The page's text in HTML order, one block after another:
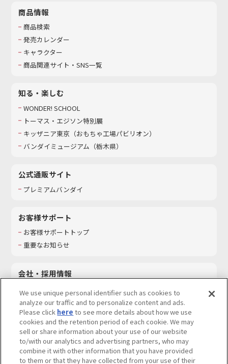
商品情報
商品検索
発売カレンダー
キャラクター
商品関連サイト・SNS一覧
知る・楽しむ
WONDER! SCHOOL
トーマス・エジソン特別展
キッザニア東京（おもちゃ工場パビリオン）​
バンダイミュージアム（栃木県）
公式通販サイト
プレミアムバンダイ
お客様サポート
お客様サポートトップ
重要なお知らせ
会社・採用情報
採用情報
サステナビリティ
お問い合わせ
We use unique personal identifier such as cookies to
analyze our traffic and to personalize content and ads.
Please click here to see more details about how we use
cookies and the retention period of each cookie. We may
sell or share information about your use of our website
to/with our analytics and advertising partners, who may
combine it with other information that you have provided
to them or that they have collected from your use of their